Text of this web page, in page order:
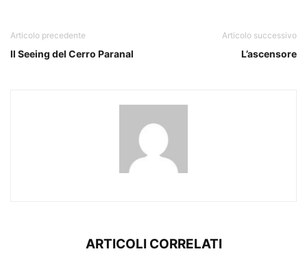
Articolo precedente
Il Seeing del Cerro Paranal
Articolo successivo
L’ascensore
ARTICOLI CORRELATI